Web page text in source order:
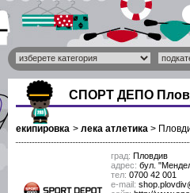
СПОРТ ДЕПО
екипировка > лека атлетика >
град: Пловдив
адрес: бул.
тел: 0700 42 001
е-mail: